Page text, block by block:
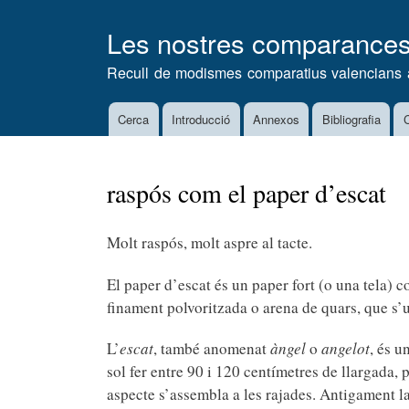
Les nostres
Recull de modismes comparatius valencians
MainCerca Introducció Annexos Bibliografia
raspós com el paper d’escat
Molt raspós, molt aspre al tacte.
El paper d’escat és un paper fort (o una tela)
finament polvoritzada o arena de quars, que
L’escat, també anomenatàngelo angelot, és
sol fer entre 90 i 120 centímetres de llargada,
aspecte s’assembla a les rajades. Antigament